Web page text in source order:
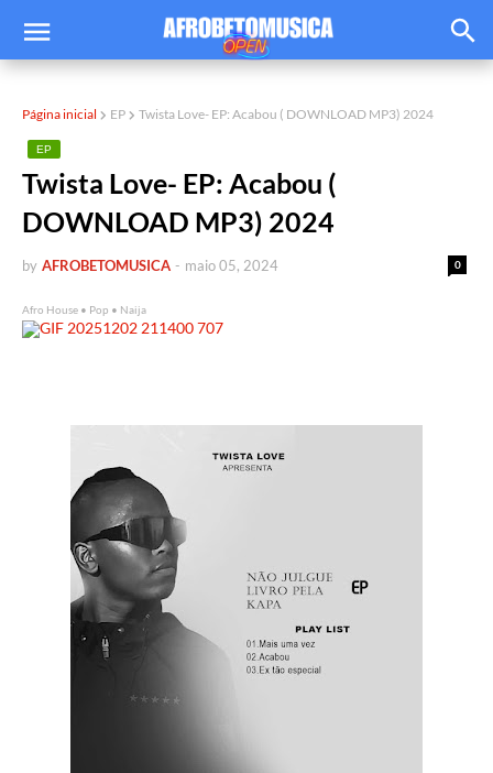
Página inicial EP Twista Love- EP: Acabou ( DOWNLOAD MP3) 2024
EP
Twista Love- EP: Acabou (
DOWNLOAD MP3) 2024
by AFROBETOMUSICA 0
- maio 05, 2024
Afro House • Pop • Naija